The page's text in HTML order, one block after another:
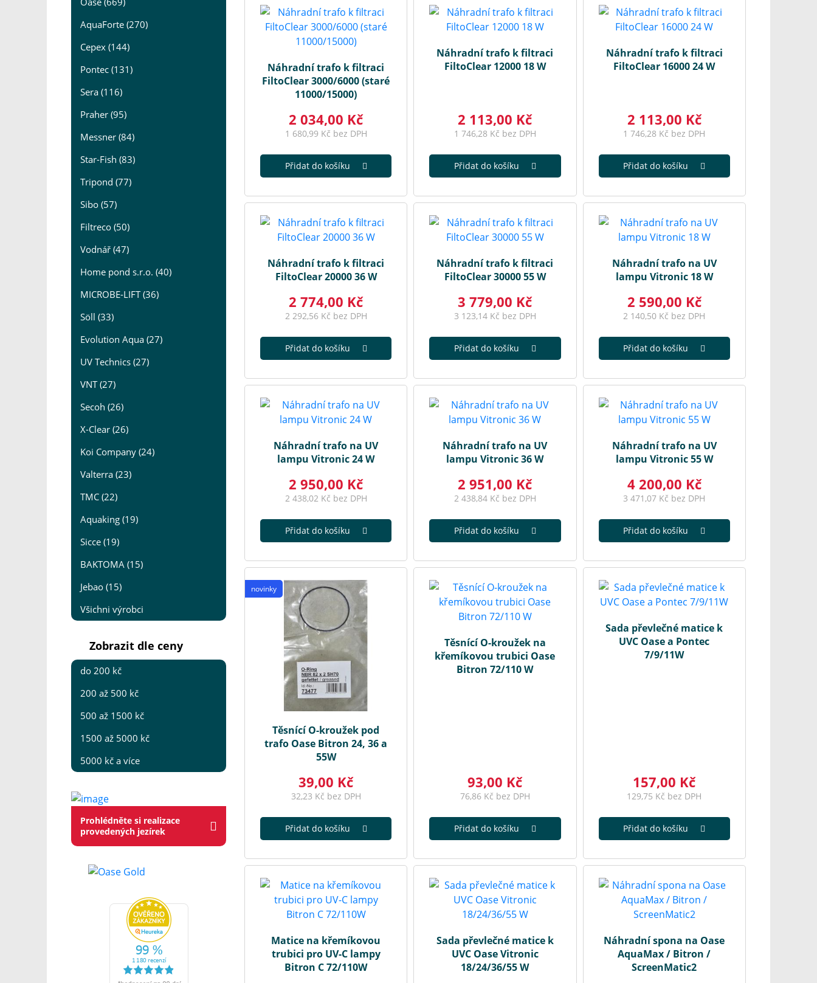
AquaForte (270)
Cepex (144)
Pontec (131)
Sera (116)
Praher (95)
Messner (84)
Star-Fish (83)
Tripond (77)
Sibo (57)
Filtreco (50)
Vodnář (47)
Home pond s.r.o. (40)
MICROBE-LIFT (36)
Söll (33)
Evolution Aqua (27)
UV Technics (27)
VNT (27)
Secoh (26)
X-Clear (26)
Koi Company (24)
Valterra (23)
TMC (22)
Aquaking (19)
Sicce (19)
BAKTOMA (15)
Jebao (15)
Všichni výrobci
Zobrazit dle ceny
do 200 kč
200 až 500 kč
500 až 1500 kč
1500 až 5000 kč
5000 kč a více
Prohlédněte si realizace
provedených jezírek
Náhradní trafo k filtraci
FiltoClear 3000/6000 (staré
11000/15000)
2 034,00 Kč
1 680,99 Kč bez DPH
Přidat do košíku
Náhradní trafo k filtraci
FiltoClear 12000 18 W
2 113,00 Kč
1 746,28 Kč bez DPH
Přidat do košíku
Náhradní trafo k filtraci
FiltoClear 16000 24 W
2 113,00 Kč
1 746,28 Kč bez DPH
Přidat do košíku
Náhradní trafo k filtraci
FiltoClear 20000 36 W
2 774,00 Kč
2 292,56 Kč bez DPH
Přidat do košíku
Náhradní trafo k filtraci
FiltoClear 30000 55 W
3 779,00 Kč
3 123,14 Kč bez DPH
Přidat do košíku
Náhradní trafo na UV
lampu Vitronic 18 W
2 590,00 Kč
2 140,50 Kč bez DPH
Přidat do košíku
Náhradní trafo na UV
lampu Vitronic 24 W
2 950,00 Kč
2 438,02 Kč bez DPH
Přidat do košíku
Náhradní trafo na UV
lampu Vitronic 36 W
2 951,00 Kč
2 438,84 Kč bez DPH
Přidat do košíku
Náhradní trafo na UV
lampu Vitronic 55 W
4 200,00 Kč
3 471,07 Kč bez DPH
Přidat do košíku
novinky
Těsnící O-kroužek pod
trafo Oase Bitron 24, 36 a
55W
39,00 Kč
32,23 Kč bez DPH
Přidat do košíku
Těsnící O-kroužek na
křemíkovou trubici Oase
Bitron 72/110 W
93,00 Kč
76,86 Kč bez DPH
Přidat do košíku
Sada převlečné matice k
UVC Oase a Pontec
7/9/11W
157,00 Kč
129,75 Kč bez DPH
Přidat do košíku
Matice na křemíkovou
trubici pro UV-C lampy
Bitron C 72/110W
Sada převlečné matice k
UVC Oase Vitronic
18/24/36/55 W
Náhradní spona na Oase
AquaMax / Bitron /
ScreenMatic2